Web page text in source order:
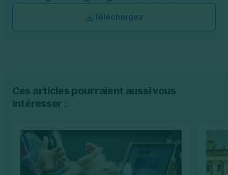
Téléchargez
Ces articles pourraient aussi vous
intéresser :